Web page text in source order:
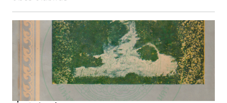
ที่ชื่นชอบเครื่องประดับทั่วโลก กระแสความนิยมพลอยจาก
จันทบุรีพุ่งสูงที่สุดในช่วง พ.ศ. 2520–2540 เมื่อมีการค้นพบ
ทับทิมสยาม พลอยสีแดงเข้มที่หายากและมีมูลค่าสูง งดงามเป็นที่
เลื่องลือ เกิดกระแสนิยมพลอยในพื้นที่จันทบุรีและตราด มีผู้คน
จำนวนมากหลั่งไหลเข้ามาขุดหาและค้าพลอย ส่งผลให้ถนน
ศรีจันทร์ หรือที่รู้จักในชื่อว่าถนนอัญมณี กลายเป็นศูนย์กลาง
การค้าอัญมณีที่สำคัญที่สุดของประเทศ และเป็นแหล่งซื้อขาย
พลอยที่ผู้ค้าจากทั่วโลกให้ความสนใจ แม้ความนิยมใน
อาทิตย์ เวลา 09.00 - 16.00 น. (ปิดวันจันทร์ และวันอังคาร) อัตรา
ค่าเข้าชม ชาวไทย 30 บาท ชาวต่างชาติ 240 บาท ขออภัยในความ
ไม่สะดวก _________________________________ The National
Gallery of Thailand is currently renovating its
Permanent Exhibition Building. To provide visitors
with an even better experience, the National Gallery
of Thailand will temporarily close the Permanent